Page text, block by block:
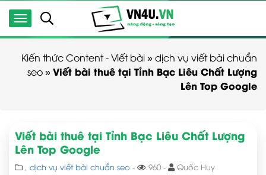
Kiến thức Content - Viết bài»dịch vụ viết bài chuẩn
seo»Viết bài thuê tại Tỉnh Bạc Liêu Chất Lượng
Lên Top Google
Viết bài thuê tại Tỉnh Bạc Liêu Chất Lượng
Lên Top Google
, dịch vụ viết bài chuẩn seo - 960 - Quốc Huy